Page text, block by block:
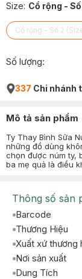
Size: Cổ rộng -
Cổ rộng - Số 2
Số lượng:
337 Chi nhánh
Mô tả sản phẩm
Ty Thay Bình Sữa
những đồ dùng
chọn được núm ty,
ba mẹ quả là điều
Thông số sản
Barcode
Thương Hiệu
Xuất xứ thương
Nơi sản xuất
Dung Tích